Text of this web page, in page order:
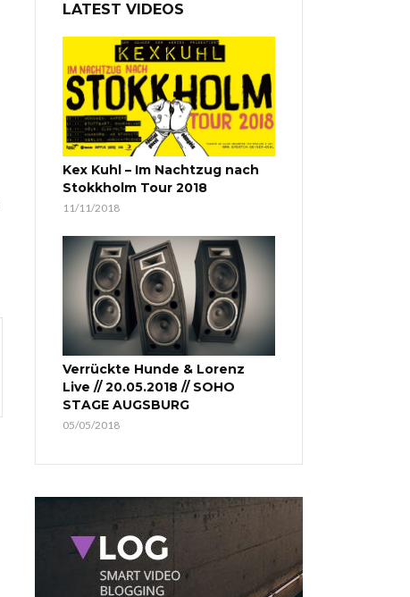
LATEST VIDEOS
Kex Kuhl – Im Nachtzug nach
Stokkholm Tour 2018
11/11/2018
Verrückte Hunde & Lorenz
Live // 20.05.2018 // SOHO
STAGE AUGSBURG
05/05/2018